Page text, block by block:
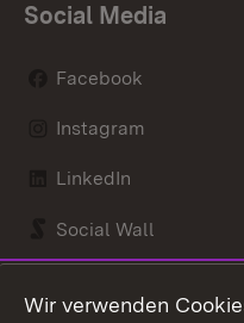
Social Media
Facebook
Instagram
LinkedIn
Social Wall
Wir verwenden